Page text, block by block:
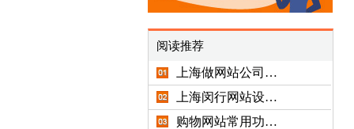
阅读推荐
上海做网站公司…
上海闵行网站设…
购物网站常用功…